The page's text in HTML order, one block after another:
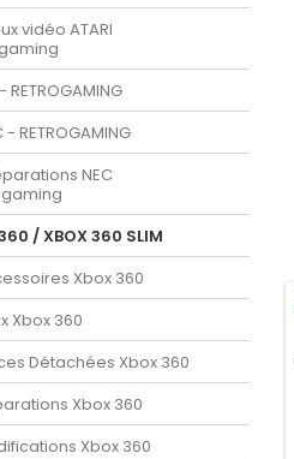
vidéo ATARI
RETROGAMING
- RETROGAMING
NEC
/ XBOX 360 SLIM
Xbox 360
Xbox 360
Détachées Xbox 360
Xbox 360
Xbox 360